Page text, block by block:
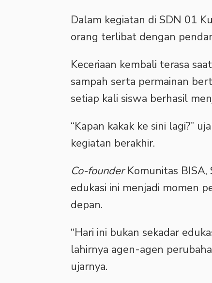
‎Dalam kegiatan di SDN 01
orang terlibat dengan
‎Keceriaan kembali terasa
sampah serta permainan
setiap kali siswa berhasil
‎“Kapan kakak ke sini lagi?”
kegiatan berakhir.
‎Co-founderKomunitas BISA,
edukasi ini menjadi momen
depan.
‎“Hari ini bukan sekadar
lahirnya agen-agen
ujarnya.